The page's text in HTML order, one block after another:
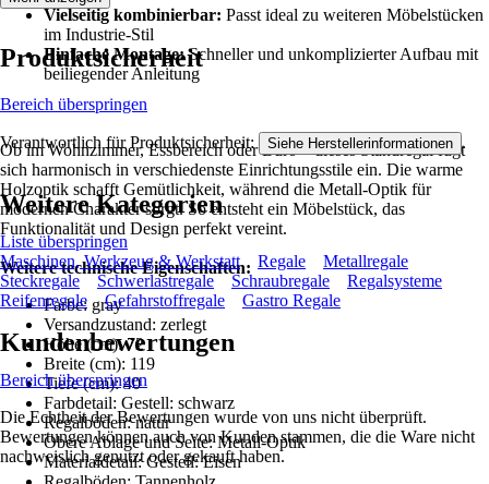
Vielseitig kombinierbar: Passt ideal zu weiteren Möbelstücken
im Industrie-Stil
Einfache Montage:Schneller und unkomplizierter Aufbau mit
beiliegender Anleitung
Ob im Wohnzimmer, Essbereich oder Büro – dieses Standregal fügt
sich harmonisch in verschiedenste Einrichtungsstile ein. Die warme
Holzoptik schafft Gemütlichkeit, während die Metall-Optik für
modernen Charakter sorgt. So entsteht ein Möbelstück, das
Funktionalität und Design perfekt vereint.
Weitere technische Eigenschaften:
Farbe: gray
Versandzustand: zerlegt
Höhe (cm): 72
Breite (cm): 119
Tiefe (cm): 40
Farbdetail: Gestell: schwarz
Regalböden: natur
Obere Ablage und Seite: Metall-Optik
Materialdetail: Gestell: Eisen
Produktsicherheit
Bereich überspringen
Verantwortlich für Produktsicherheit: Siehe Herstellerinformationen .
Weitere Kategorien
Liste überspringen
Maschinen, Werkzeug & Werkstatt
Regale
Metallregale
Steckregale
Schwerlastregale Schraubregale
Regalsysteme
Reifenregale
Gefahrstoffregale Gastro Regale
Kundenbewertungen
Bereich überspringen
Die Echtheit der Bewertungen wurde von uns nicht überprüft.
Bewertungen können auch von Kunden stammen, die die Ware nicht
nachweislich genutzt oder gekauft haben.